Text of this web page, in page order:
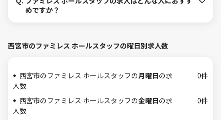
めですか？
西宮市のファミレス ホールスタッフの曜日別求人数
西宮市のファミレス ホールスタッフの月曜日の求
人数
0件
西宮市のファミレス ホールスタッフの金曜日の求
人数
0件